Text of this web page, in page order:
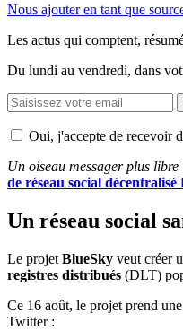
Nous ajouter en tant que
Les actus qui comptent,
Du lundi au vendredi, dans
Oui, j'accepte de recevoir
Un oiseau messager plus libre
de réseau social décentralisé
Un réseau social
Le projet BlueSky veut créer
registres distribués (DLT)
Ce 16 août, le projet prend
Twitter :